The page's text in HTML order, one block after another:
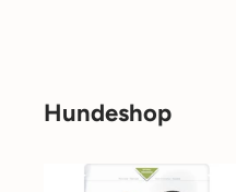
Hundeshop